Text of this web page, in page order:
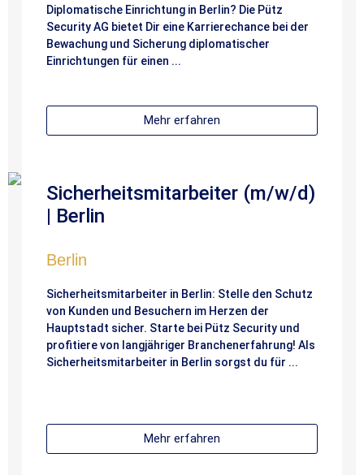
Diplomatische Einrichtung in Berlin? Die Pütz
Security AG bietet Dir eine Karrierechance bei der
Bewachung und Sicherung diplomatischer
Einrichtungen für einen ...
Mehr erfahren
Sicherheitsmitarbeiter (m/w/d)
| Berlin
Berlin
Sicherheitsmitarbeiter in Berlin: Stelle den Schutz
von Kunden und Besuchern im Herzen der
Hauptstadt sicher. Starte bei Pütz Security und
profitiere von langjähriger Branchenerfahrung! Als
Sicherheitsmitarbeiter in Berlin sorgst du für ...
Mehr erfahren